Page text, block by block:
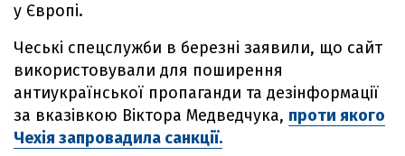
у Європі.
Чеські спецслужби в березні заявили, що сайт
використовували для поширення
антиукраїнської пропаганди та дезінформації
за вказівкою Віктора Медведчука, проти якого
Чехія запровадила санкції.